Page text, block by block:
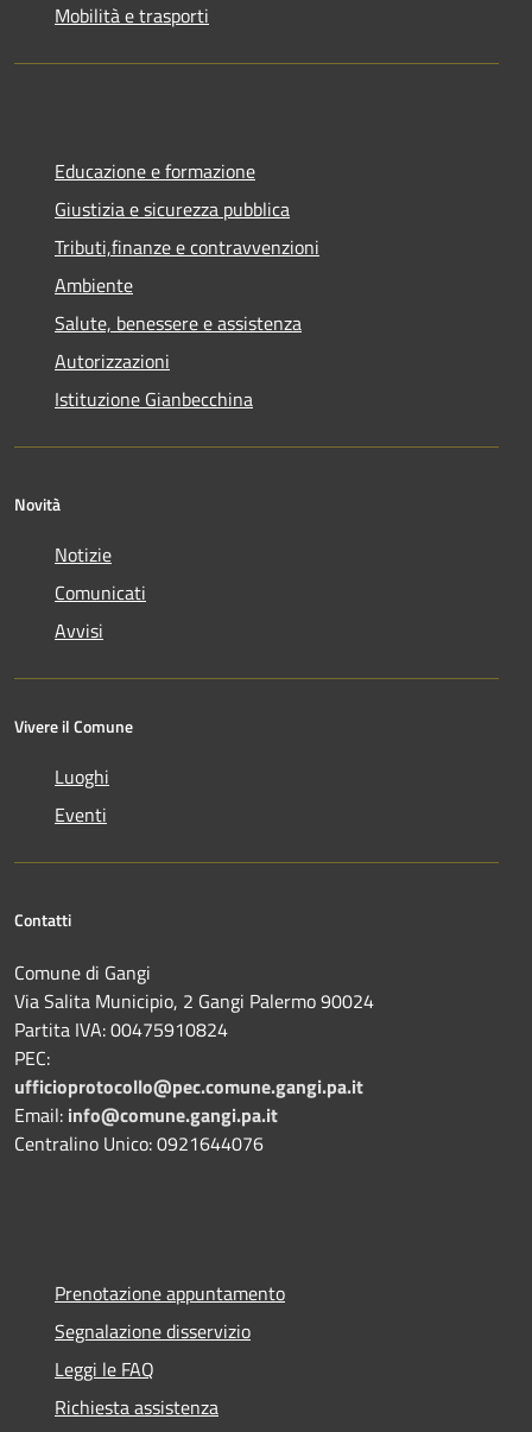
Mobilità e trasporti
Educazione e formazione
Giustizia e sicurezza pubblica
Tributi,finanze e contravvenzioni
Ambiente
Salute, benessere e assistenza
Autorizzazioni
Istituzione Gianbecchina
Novità
Notizie
Comunicati
Avvisi
Vivere il Comune
Luoghi
Eventi
Contatti
Comune di Gangi
Via Salita Municipio, 2 Gangi Palermo 90024
Partita IVA: 00475910824
PEC:
ufficioprotocollo@pec.comune.gangi.pa.it
Email: info@comune.gangi.pa.it
Centralino Unico: 0921644076
Prenotazione appuntamento
Segnalazione disservizio
Leggi le FAQ
Richiesta assistenza